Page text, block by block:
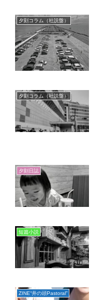
夕刻コラム（社説盤）
夕刻コラム（社説盤）
夕刻日誌
短篇小説
ZINE“井の頭Pastoral”